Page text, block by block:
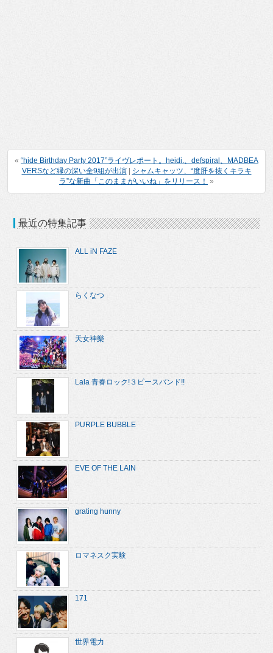
« “hide Birthday Party 2017”ライヴレポート。heidi.、defspiral、MADBEA
VERSなど縁の深い全9組が出演| シャムキャッツ、“度肝を抜くキラキ
ラ”な新曲「このままがいいね」をリリース！ »
最近の特集記事
ALL iN FAZE
らくなつ
天女神樂
Lala 青春ロック!３ピースバンド!!
PURPLE BUBBLE
EVE OF THE LAIN
grating hunny
ロマネスク実験
171
世界電力